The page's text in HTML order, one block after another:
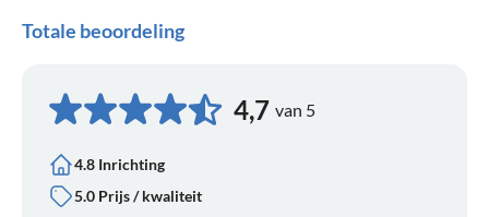
Totale beoordeling
4,7 van 5
4.8 Inrichting
5.0 Prijs / kwaliteit